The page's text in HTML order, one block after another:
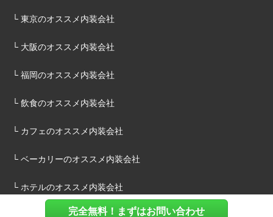
完全無料！まずはお問い合わせ
└ 東京のオススメ内装会社
└ 大阪のオススメ内装会社
└ 福岡のオススメ内装会社
└ 飲食のオススメ内装会社
└ カフェのオススメ内装会社
└ ベーカリーのオススメ内装会社
└ ホテルのオススメ内装会社